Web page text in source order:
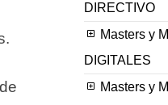
DIRECTIVO
Masters y
DIGITALES
Masters y